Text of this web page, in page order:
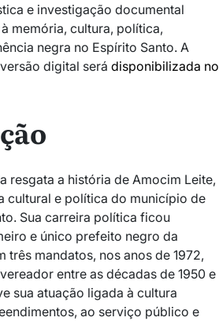
e investigação documental
memória, cultura, política,
negra no Espírito Santo. A
digital será disponibilizada no
resgata a história de Amocim Leite,
cultural e política do município de
Sua carreira política ficou
e único prefeito negro da
mandatos, nos anos de 1972,
entre as décadas de 1950 e
sua atuação ligada à cultura
ao serviço público e